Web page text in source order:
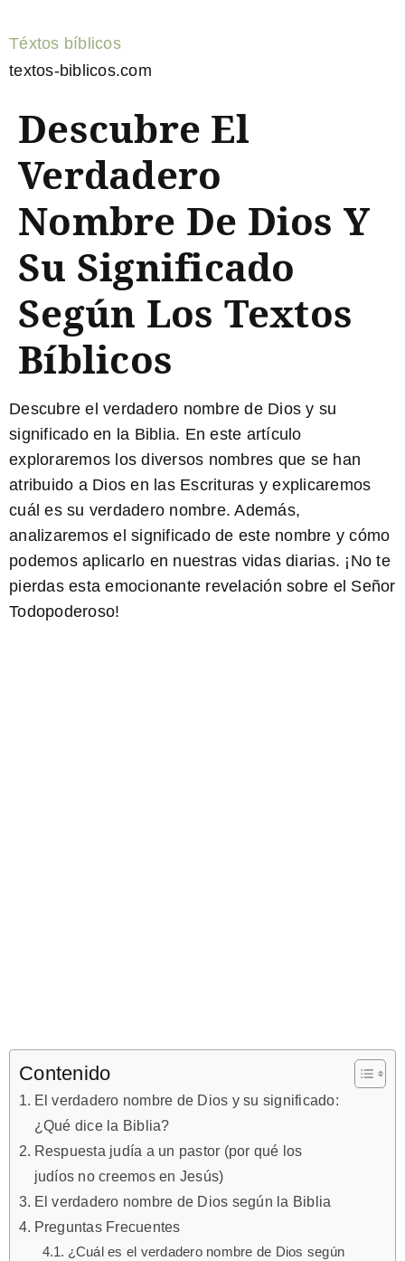
Téxtos bíblicos
textos-biblicos.com
Descubre El
Verdadero
Nombre De Dios Y
Su Significado
Según Los Textos
Bíblicos
Descubre el verdadero nombre de Dios y su
significado en la Biblia. En este artículo
exploraremos los diversos nombres que se han
atribuido a Dios en las Escrituras y explicaremos
cuál es su verdadero nombre. Además,
analizaremos el significado de este nombre y cómo
podemos aplicarlo en nuestras vidas diarias. ¡No te
pierdas esta emocionante revelación sobre el Señor
Todopoderoso!
Contenido
El verdadero nombre de Dios y su significado:
¿Qué dice la Biblia?
Respuesta judía a un pastor (por qué los
judíos no creemos en Jesús)
El verdadero nombre de Dios según la Biblia
Preguntas Frecuentes
¿Cuál es el verdadero nombre de Dios según